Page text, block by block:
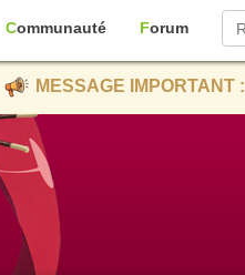
Communauté Forum
MESSAGE IMPORTANT